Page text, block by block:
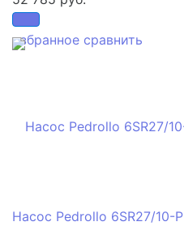
избранное сравнить
Насос Pedrollo 6SR27/10-P